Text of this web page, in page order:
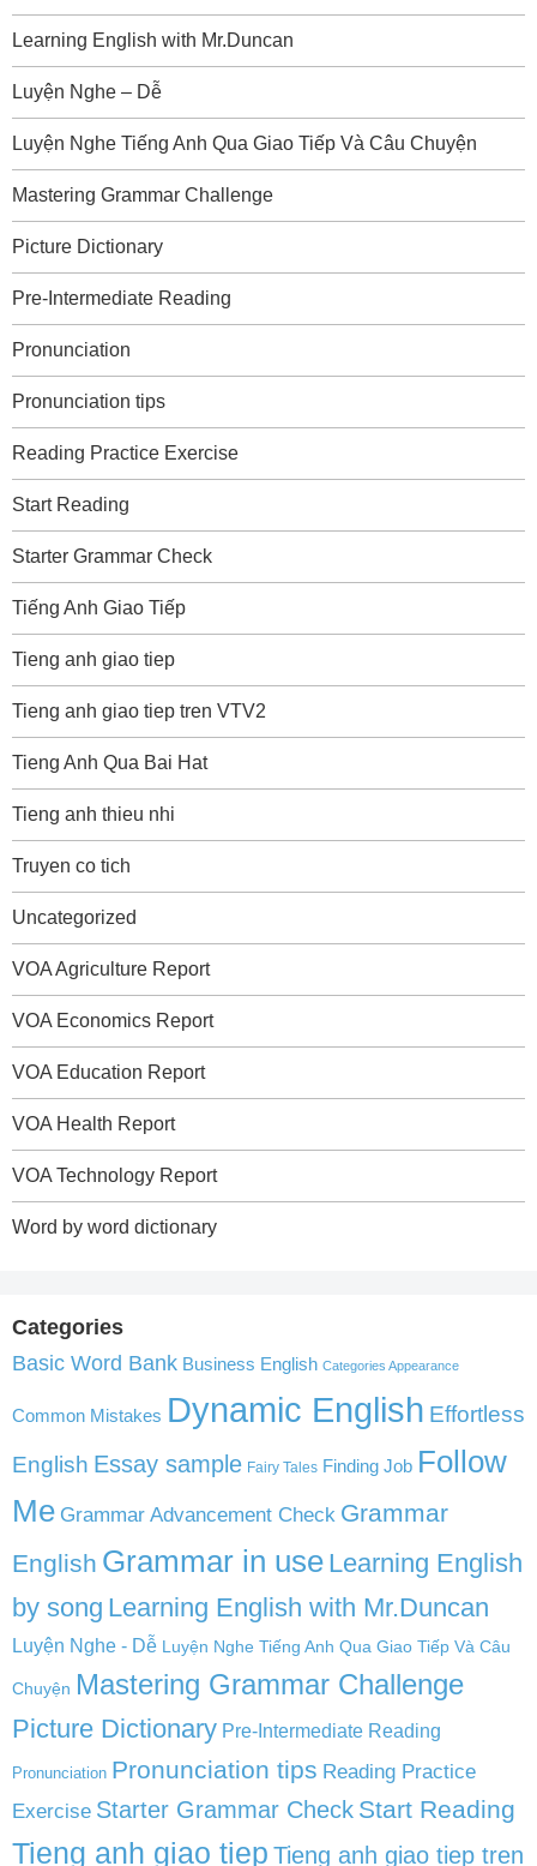
Learning English with Mr.Duncan
Luyện Nghe – Dễ
Luyện Nghe Tiếng Anh Qua Giao Tiếp Và Câu Chuyện
Mastering Grammar Challenge
Picture Dictionary
Pre-Intermediate Reading
Pronunciation
Pronunciation tips
Reading Practice Exercise
Start Reading
Starter Grammar Check
Tiếng Anh Giao Tiếp
Tieng anh giao tiep
Tieng anh giao tiep tren VTV2
Tieng Anh Qua Bai Hat
Tieng anh thieu nhi
Truyen co tich
Uncategorized
VOA Agriculture Report
VOA Economics Report
VOA Education Report
VOA Health Report
VOA Technology Report
Word by word dictionary
Categories
Basic Word Bank Business English Categories Appearance
Common Mistakes Dynamic English Effortless
English Essay sample Fairy Tales Finding Job Follow
Me Grammar Advancement Check Grammar
English Grammar in use Learning English
by song Learning English with Mr.Duncan
Luyện Nghe - Dễ Luyện Nghe Tiếng Anh Qua Giao Tiếp Và Câu
Chuyện Mastering Grammar Challenge
Picture Dictionary Pre-Intermediate Reading
Pronunciation Pronunciation tips Reading Practice
Exercise Starter Grammar Check Start Reading
Tieng anh giao tiep Tieng anh giao tiep tren